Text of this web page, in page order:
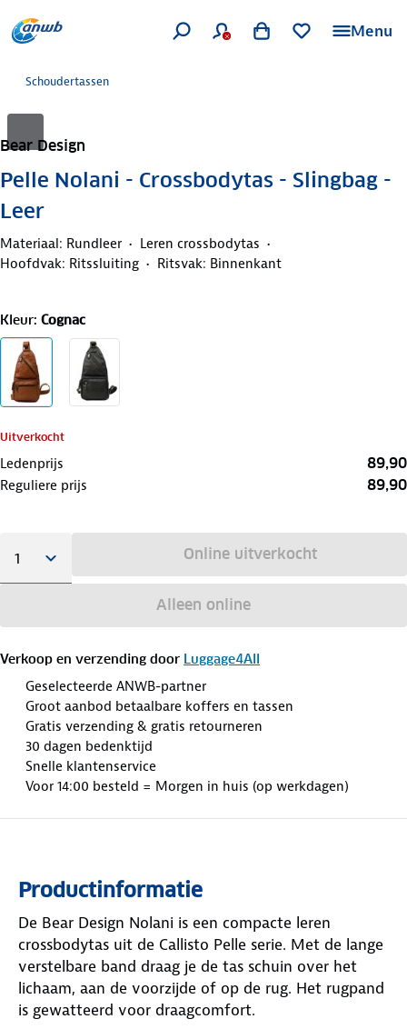
Menu
Schoudertassen
Bear Design
Pelle Nolani - Crossbodytas - Slingbag -
Leer
Materiaal: Rundleer
Leren crossbodytas
Hoofdvak: Ritssluiting
Ritsvak: Binnenkant
Kleur: Cognac
Uitverkocht
Ledenprijs 89,90
Reguliere prijs 89,90
Online uitverkocht
Alleen online
Verkoop en verzending door Luggage4All
Geselecteerde ANWB-partner
Groot aanbod betaalbare koffers en tassen
Gratis verzending & gratis retourneren
30 dagen bedenktijd
Snelle klantenservice
Voor 14:00 besteld = Morgen in huis (op werkdagen)
Productinformatie
De Bear Design Nolani is een compacte leren
crossbodytas uit de Callisto Pelle serie. Met de lange
verstelbare band draag je de tas schuin over het
lichaam, aan de voorzijde of op de rug. Het rugpand
is gewatteerd voor draagcomfort.